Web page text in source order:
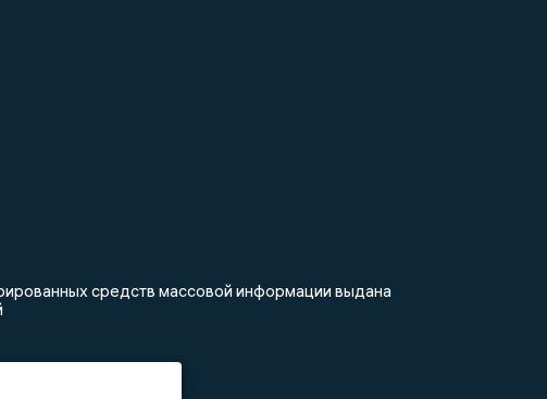
средств массовой информации выдана